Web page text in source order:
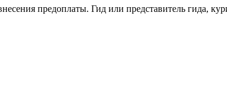
предоплаты. Гид или представитель гида,